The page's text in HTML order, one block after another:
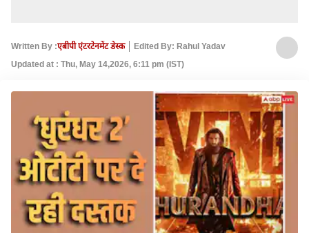
Written By :एबीपी एंटरटेनमेंट डेस्क
Edited By: Rahul Yadav
Updated at : Thu, May 14,2026, 6:11 pm (IST)